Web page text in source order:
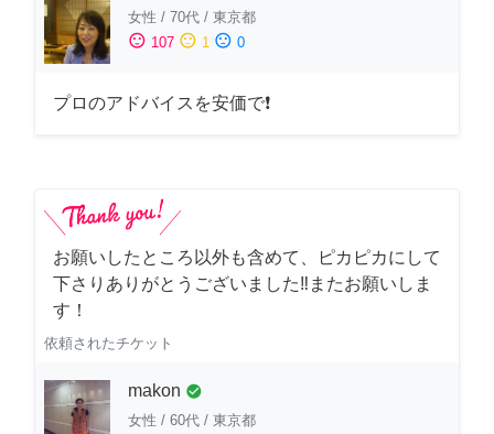
女性 / 70代 / 東京都
sentiment_satisfied 107 sentiment_neutral 1 sentiment_dissatisfied 0
プロのアドバイスを安価で❗
お願いしたところ以外も含めて、ピカピカにして
下さりありがとうございました‼️またお願いしま
す！
依頼されたチケット
makon check_circle
女性 / 60代 / 東京都